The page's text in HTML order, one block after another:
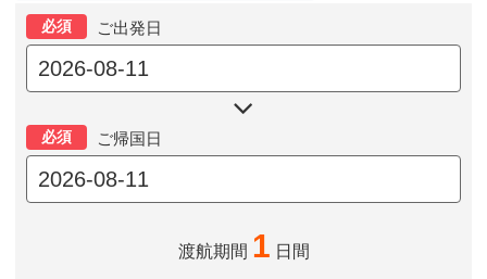
必須 ご出発日

必須 ご帰国日
渡航期間 1 日間